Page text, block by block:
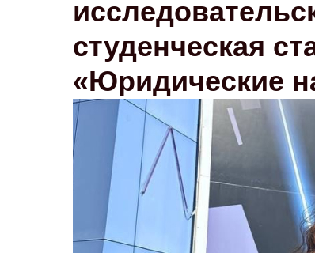
студенческая
«Юридические